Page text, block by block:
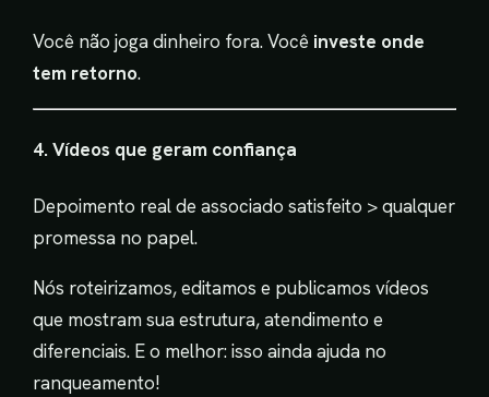
Você não joga dinheiro fora. Você investe onde
tem retorno.
4. Vídeos que geram confiança
Depoimento real de associado satisfeito > qualquer
promessa no papel.
Nós roteirizamos, editamos e publicamos vídeos
que mostram sua estrutura, atendimento e
diferenciais. E o melhor: isso ainda ajuda no
ranqueamento!